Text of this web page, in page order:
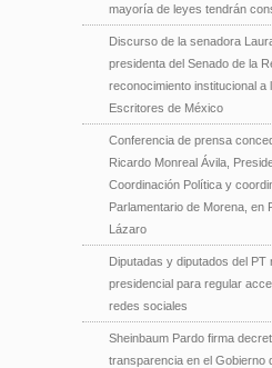
mayoría de leyes tendrán
Discurso de la senadora
presidenta del Senado de la
reconocimiento institucional a
Escritores de México
Conferencia de prensa
Ricardo Monreal Ávila,
Coordinación Política y
Parlamentario de Morena, en
Lázaro
Diputadas y diputados del PT
presidencial para regular
redes sociales
Sheinbaum Pardo firma
transparencia en el Gobierno